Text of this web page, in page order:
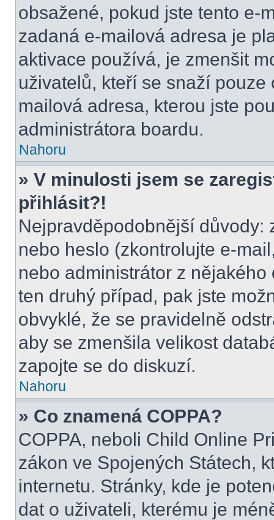
obsažené, pokud jste tento e-
zadaná e-mailová adresa je
aktivace používá, je zmenšit
uživatelů, kteří se snaží
mailová adresa, kterou jste
administrátora boardu.
Nahoru
» V minulosti jsem se
přihlásit?!
Nejpravděpodobnější důvody:
nebo heslo (zkontrolujte e-
nebo administrátor z
ten druhý případ, pak jste
obvyklé, že se pravidelně
aby se zmenšila velikost
zapojte se do diskuzí.
Nahoru
» Co znamená COPPA?
COPPA, neboli Child Online
zákon ve Spojených Státech,
internetu. Stránky, kde je
dat o uživateli, kterému je